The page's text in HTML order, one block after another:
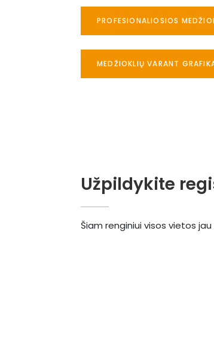
PROFESIONALIOSIOS
MEDŽIOKLIŲ VARANT
Užpildykite
Šiam renginiui visos vietos